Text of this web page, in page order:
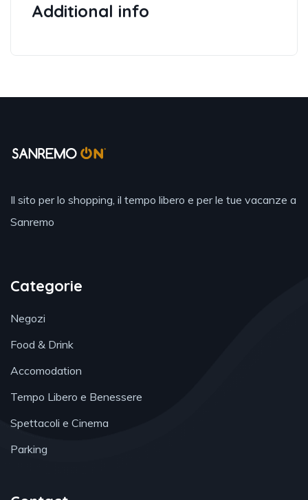
Additional info
Il sito per lo shopping, il tempo libero e per le tue vacanze a
Sanremo
Categorie
Negozi
Food & Drink
Accomodation
Tempo Libero e Benessere
Spettacoli e Cinema
Parking